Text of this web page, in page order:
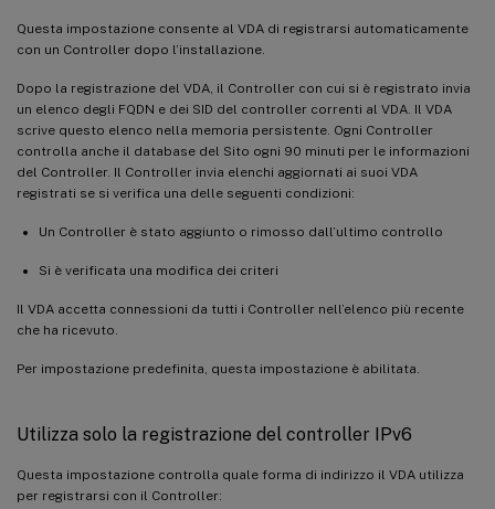
Questa impostazione consente al VDA di registrarsi automaticamente
con un Controller dopo l’installazione.
Dopo la registrazione del VDA, il Controller con cui si è registrato invia
un elenco degli FQDN e dei SID del controller correnti al VDA. Il VDA
scrive questo elenco nella memoria persistente. Ogni Controller
controlla anche il database del Sito ogni 90 minuti per le informazioni
del Controller. Il Controller invia elenchi aggiornati ai suoi VDA
registrati se si verifica una delle seguenti condizioni:
Un Controller è stato aggiunto o rimosso dall’ultimo controllo
Si è verificata una modifica dei criteri
Il VDA accetta connessioni da tutti i Controller nell’elenco più recente
che ha ricevuto.
Per impostazione predefinita, questa impostazione è abilitata.
Utilizza solo la registrazione del controller IPv6
Questa impostazione controlla quale forma di indirizzo il VDA utilizza
per registrarsi con il Controller: